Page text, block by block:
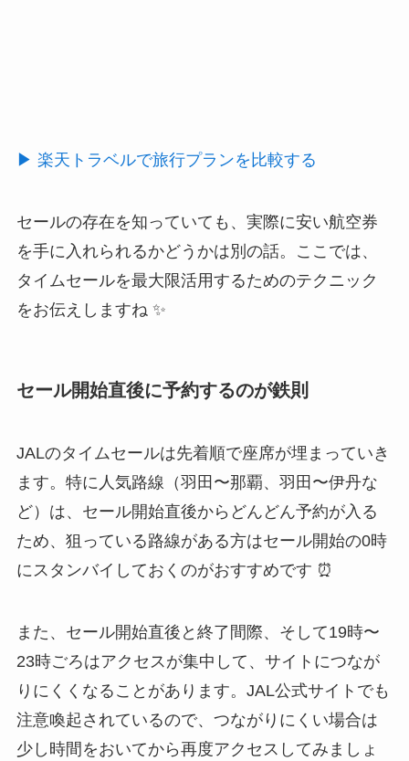
▶ 楽天トラベルで旅行プランを比較する
セールの存在を知っていても、実際に安い航空券
を手に入れられるかどうかは別の話。ここでは、
タイムセールを最大限活用するためのテクニック
をお伝えしますね ✨
セール開始直後に予約するのが鉄則
JALのタイムセールは先着順で座席が埋まっていき
ます。特に人気路線（羽田〜那覇、羽田〜伊丹な
ど）は、セール開始直後からどんどん予約が入る
ため、狙っている路線がある方はセール開始の0時
にスタンバイしておくのがおすすめです ⏰
また、セール開始直後と終了間際、そして19時〜
23時ごろはアクセスが集中して、サイトにつなが
りにくくなることがあります。JAL公式サイトでも
注意喚起されているので、つながりにくい場合は
少し時間をおいてから再度アクセスしてみましょ